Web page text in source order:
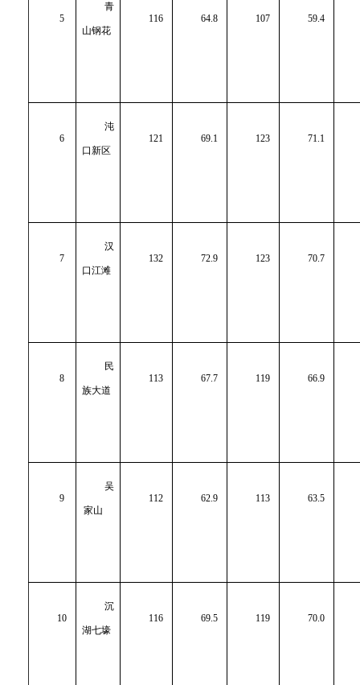
5
青
山钢花
116 64.8 107 59.4
6
沌
口新区
121 69.1 123 71.1
7
汉
口江滩
132 72.9 123 70.7
8
民
族大道
113 67.7 119 66.9
9
吴
家山
112 62.9 113 63.5
10
沉
湖七壕
116 69.5 119 70.0